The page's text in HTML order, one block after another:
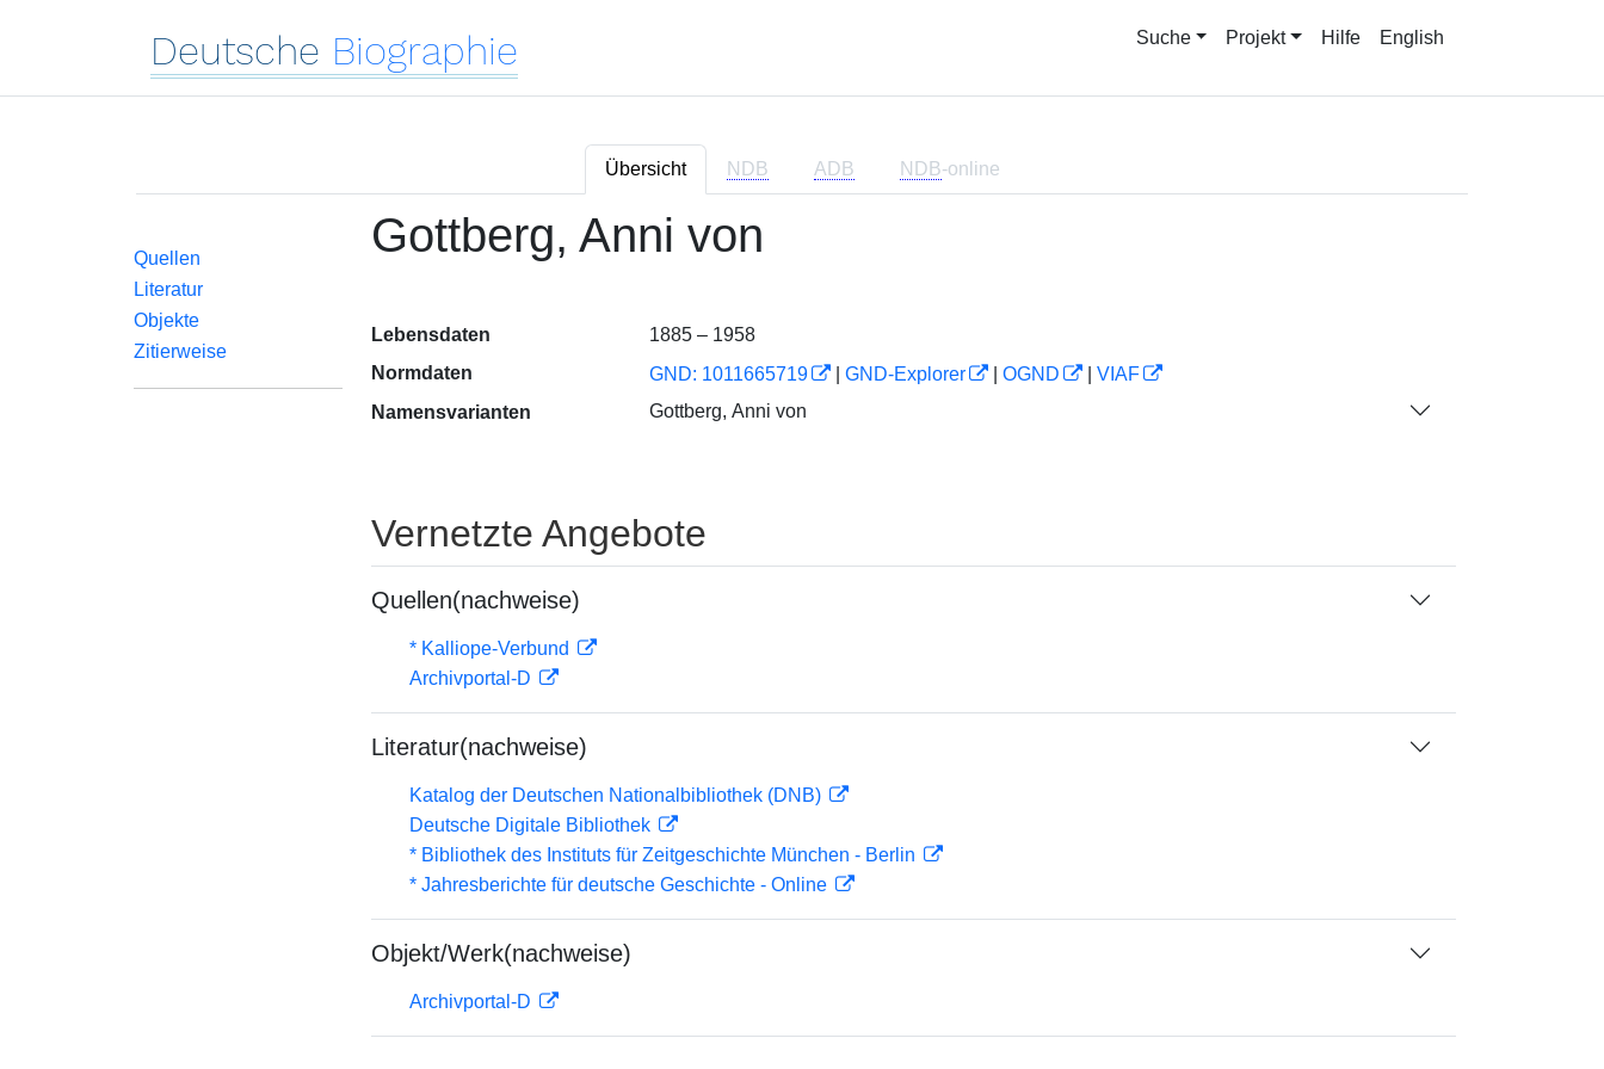
Deutsche Biographie Suche Projekt Hilfe English
Übersicht NDB ADB NDB-online
Quellen
Literatur
Objekte
Zitierweise
Gottberg, Anni von
Lebensdaten
1885 – 1958
Normdaten
GND: 1011665719 GND-Explorer OGND
VIAF
Namensvarianten
Gottberg, Anni von
Vernetzte Angebote
Quellen(nachweise)
* Kalliope-Verbund
Archivportal-D
Literatur(nachweise)
Katalog der Deutschen Nationalbibliothek (DNB)
Deutsche Digitale Bibliothek
* Bibliothek des Instituts für Zeitgeschichte München - Berlin
* Jahresberichte für deutsche Geschichte - Online
Objekt/Werk(nachweise)
Archivportal-D